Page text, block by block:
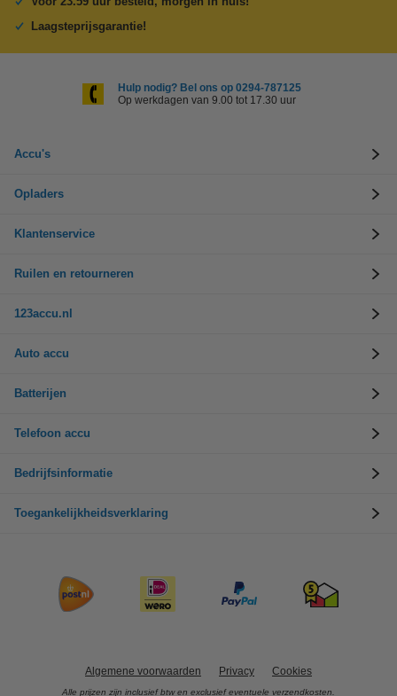
Laagsteprijsgarantie!
Hulp nodig? Bel ons op 0294-787125
Op werkdagen van 9.00 tot 17.30 uur
Accu's
Opladers
Klantenservice
Ruilen en retourneren
123accu.nl
Auto accu
Batterijen
Telefoon accu
Bedrijfsinformatie
Toegankelijkheidsverklaring
Algemene voorwaarden Privacy Cookies
Alle prijzen zijn inclusief btw en exclusief eventuele verzendkosten.